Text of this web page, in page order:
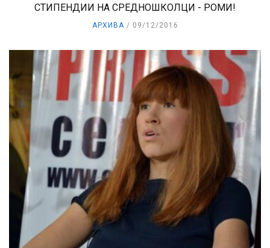
СТИПЕНДИИ НА СРЕДНОШКОЛЦИ - РОМИ!
АРХИВА 09/12/2016